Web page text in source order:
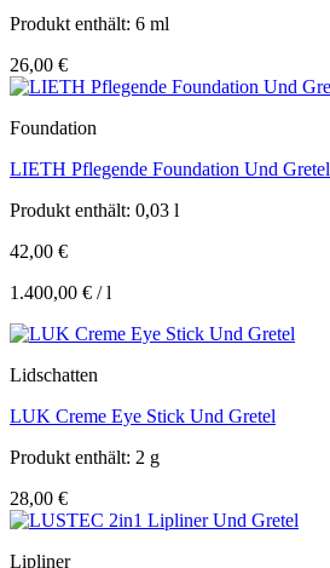
Produkt enthält: 6 ml
26,00 €
Foundation
LIETH Pflegende Foundation Und Gretel
Produkt enthält: 0,03 l
42,00 €
1.400,00 € /l
Lidschatten
LUK Creme Eye Stick Und Gretel
Produkt enthält: 2 g
28,00 €
Lipliner